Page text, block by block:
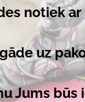
notiek
uz
Jums būs